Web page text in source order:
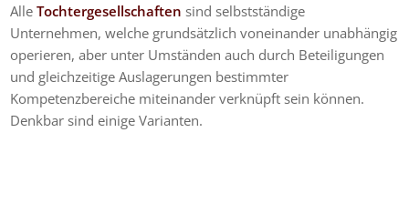
AlleTochtergesellschaften sind selbstständige
Unternehmen, welche grundsätzlich voneinander unabhängig
operieren, aber unter Umständen auch durch Beteiligungen
und gleichzeitige Auslagerungen bestimmter
Kompetenzbereiche miteinander verknüpft sein können.
Denkbar sind einige Varianten.